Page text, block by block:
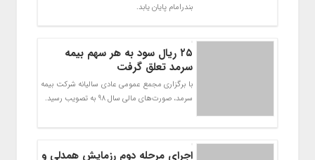
بندرامام پایان یابد.
۲۵ ریال سود به هر سهم بیمه
سرمد تعلق گرفت
با برگزاری مجمع عمومی عادی سالیانه شرکت بیمه
سرمد، صورت‌های مالی سال 98 به تصویب رسید.
اجرای مرحله دوم رزمایش همدلی و